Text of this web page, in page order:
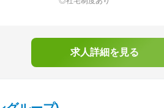
求人詳細を見る